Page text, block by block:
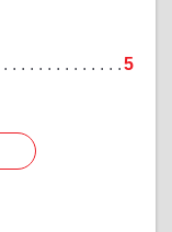
5
Подробнее